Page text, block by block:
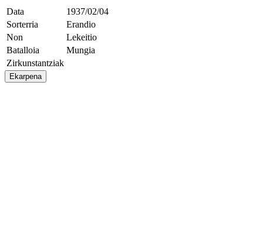
Data
1937/02/04
Sorterria
Erandio
Non
Lekeitio
Batalloia
Mungia
Zirkunstantziak